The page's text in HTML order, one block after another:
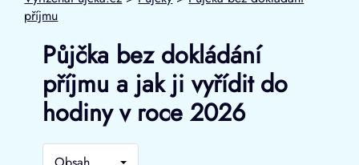
příjmu
Půjčka bez dokládání
příjmu a jak ji vyřídit do
hodiny v roce 2026